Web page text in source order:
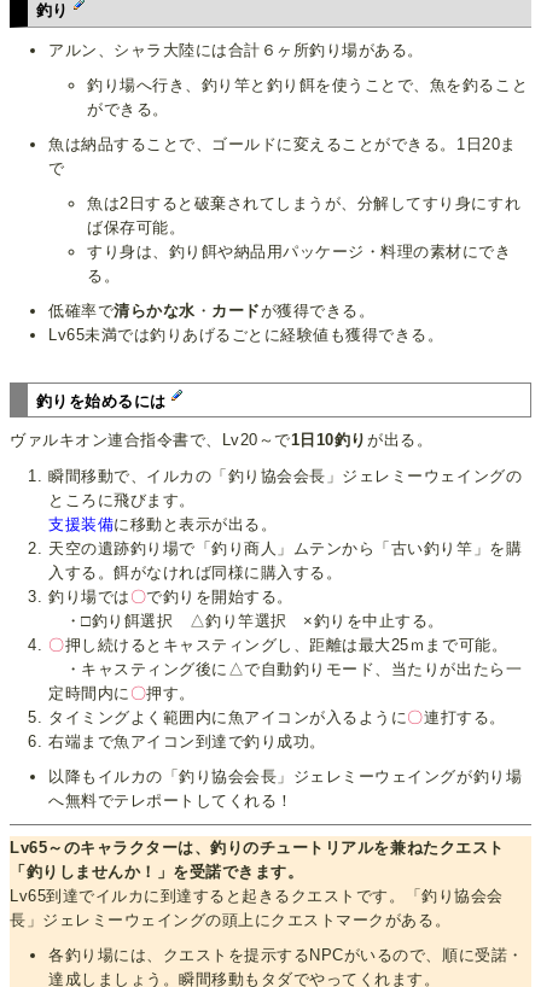
釣り
アルン、シャラ大陸には合計６ヶ所釣り場がある。
釣り場へ行き、釣り竿と釣り餌を使うことで、魚を釣ること
ができる。
魚は納品することで、ゴールドに変えることができる。1日20ま
で
魚は2日すると破棄されてしまうが、分解してすり身にすれ
ば保存可能。
すり身は、釣り餌や納品用パッケージ・料理の素材にでき
る。
低確率で清らかな水 ・ カードが獲得できる。
Lv65未満では釣りあげるごとに経験値も獲得できる。
釣りを始めるには
ヴァルキオン連合指令書で、Lv20～で1日10釣りが出る。
瞬間移動で、イルカの「釣り協会会長」ジェレミーウェイングの
ところに飛びます。
支援装備に移動と表示が出る。
天空の遺跡釣り場で「釣り商人」ムテンから「古い釣り竿」を購
入する。餌がなければ同様に購入する。
釣り場では 〇で釣りを開始する。
・□釣り餌選択 △釣り竿選択 ×釣りを中止する。
〇押し続けるとキャスティングし、距離は最大25ｍまで可能。
・キャスティング後に△で自動釣りモード、当たりが出たら一
定時間内に 〇押す。
タイミングよく範囲内に魚アイコンが入るように 〇連打する。
右端まで魚アイコン到達で釣り成功。
以降もイルカの「釣り協会会長」ジェレミーウェイングが釣り場
へ無料でテレポートしてくれる！
Lv65～のキャラクターは、釣りのチュートリアルを兼ねたクエスト
「釣りしませんか！」を受諾できます。
Lv65到達でイルカに到達すると起きるクエストです。「釣り協会会
長」ジェレミーウェイングの頭上にクエストマークがある。
各釣り場には、クエストを提示するNPCがいるので、順に受諾・
達成しましょう。瞬間移動もタダでやってくれます。